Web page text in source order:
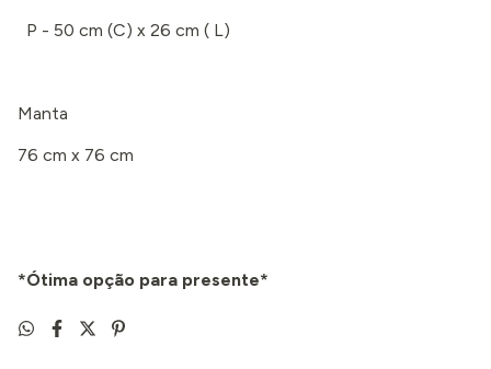
P - 50 cm (C) x 26 cm ( L)
Manta
76 cm x 76 cm
*Ótima opção para presente*